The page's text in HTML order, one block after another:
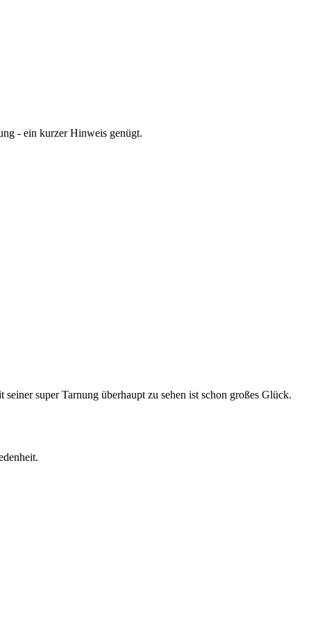
- ein kurzer Hinweis genügt.
super Tarnung überhaupt zu sehen ist schon großes Glück.